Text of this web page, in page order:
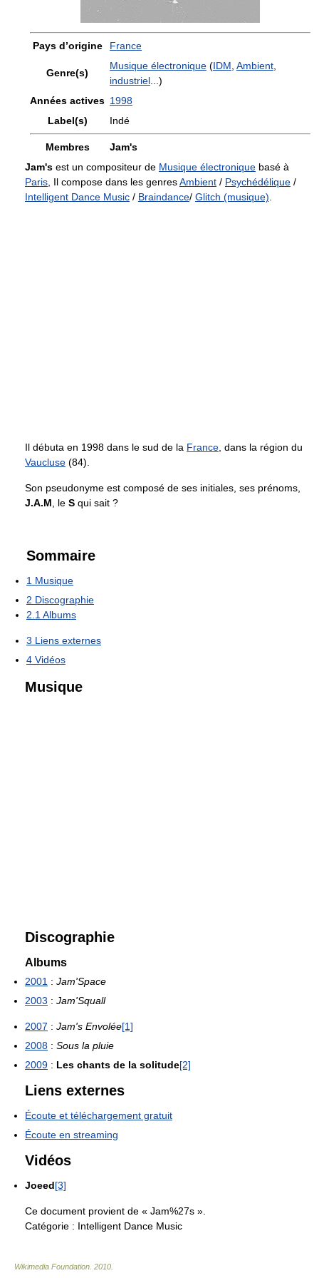
Pays d’origine France
Genre(s)
Musique électronique (IDM Ambient
industriel ...)
Années actives 1998
Label(s)
Indé
Membres
Jam's
Jam's est un compositeur de Musique électronique basé à
Paris , Il compose dans les genresAmbient / Psychédélique /
Intelligent Dance Music / Braindance/ Glitch (musique)
Il débuta en 1998 dans le sud de la France , dans la région du
Vaucluse (84).
Son pseudonyme est composé de ses initiales, ses prénoms,
J.A.M , le S qui sait ?
Sommaire
1 Musique
2 Discographie
2.1 Albums
3 Liens externes
4 Vidéos
Musique
Discographie
Albums
2001 : Jam'Space
2003 : Jam'Squall
2007 : Jam's Envolée[1]
2008 : Sous la pluie
2009 : Les chants de la solitude[2]
Liens externes
Écoute et téléchargement gratuit
Écoute en streaming
Vidéos
Joeed[3]
Ce document provient de « Jam%27s ».
Catégorie : Intelligent Dance Music
Wikimedia Foundation 2010